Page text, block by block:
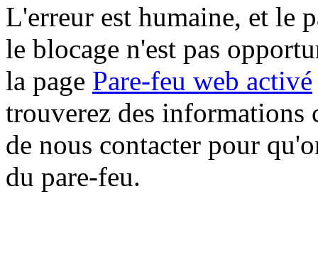
L'erreur est humaine, et le
le blocage n'est pas
la page Pare-feu web activé
trouverez des informations
de nous contacter pour
du pare-feu.